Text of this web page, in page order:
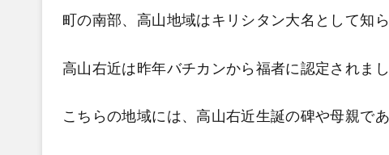
町の南部、高山地域はキリシタン大名として知
高山右近は昨年バチカンから福者に認定されまし
こちらの地域には、高山右近生誕の碑や母親で